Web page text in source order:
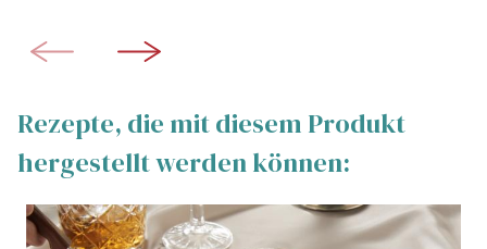
Rezepte, die mit diesem Produkt
hergestellt werden können: